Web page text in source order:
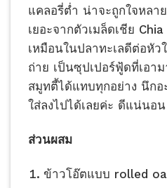
แคลอรี่ต่ำ น่าจะถูกใจหลา
เยอะจากตัวเมล็ดเชีย
เหมือนในปลาทะเลดีต่อหั
ถ่าย เป็นซุปเปอร์ฟู้ดที่เอา
สมูทตี้ได้แทบทุกอย่าง นึกอ
ใส่ลงไปได้เลยค่ะ ดีแน่นอน
ส่วนผสม
ข้าว​โอ๊ต​แบบ​ rolled​